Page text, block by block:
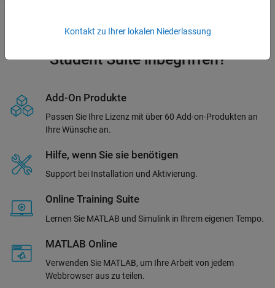
Was ist in der MATLAB and Simulink
Student Suite inbegriffen?
Add-On Produkte
Passen Sie Ihre Lizenz mit über 60 Add-on-Produkten an
Ihre Wünsche an.
Hilfe, wenn Sie sie benötigen
Support bei Installation und Aktivierung.
Online Training Suite
Lernen Sie MATLAB und Simulink in Ihrem eigenen Tempo.
MATLAB Online
Verwenden Sie MATLAB, um Ihre Arbeit von jedem
Webbrowser aus zu teilen.
Kontakt zu Ihrer lokalen Niederlassung